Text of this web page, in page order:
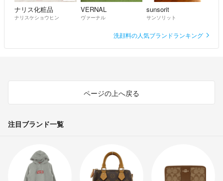
ナリス化粧品
ナリスケショウヒン
VERNAL
ヴァーナル
sunsorit
サンソリット
洗顔料の人気ブランドランキング
ページの上へ戻る
注目ブランド一覧